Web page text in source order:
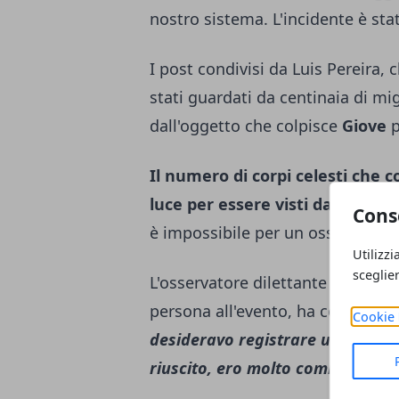
Cookie
nostro sistema. L'incidente è
I post condivisi da Luis Pereira,
stati guardati da centinaia di
dall'oggetto che colpisce Giove
Il numero di corpi celesti che
luce per essere visti dalla
è impossibile per un
L'osservatore dilettante
persona all'evento, ha condiviso
desideravo registrare un
riuscito, ero molto commosso